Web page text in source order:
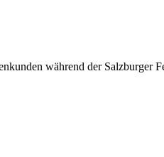
während der Salzburger